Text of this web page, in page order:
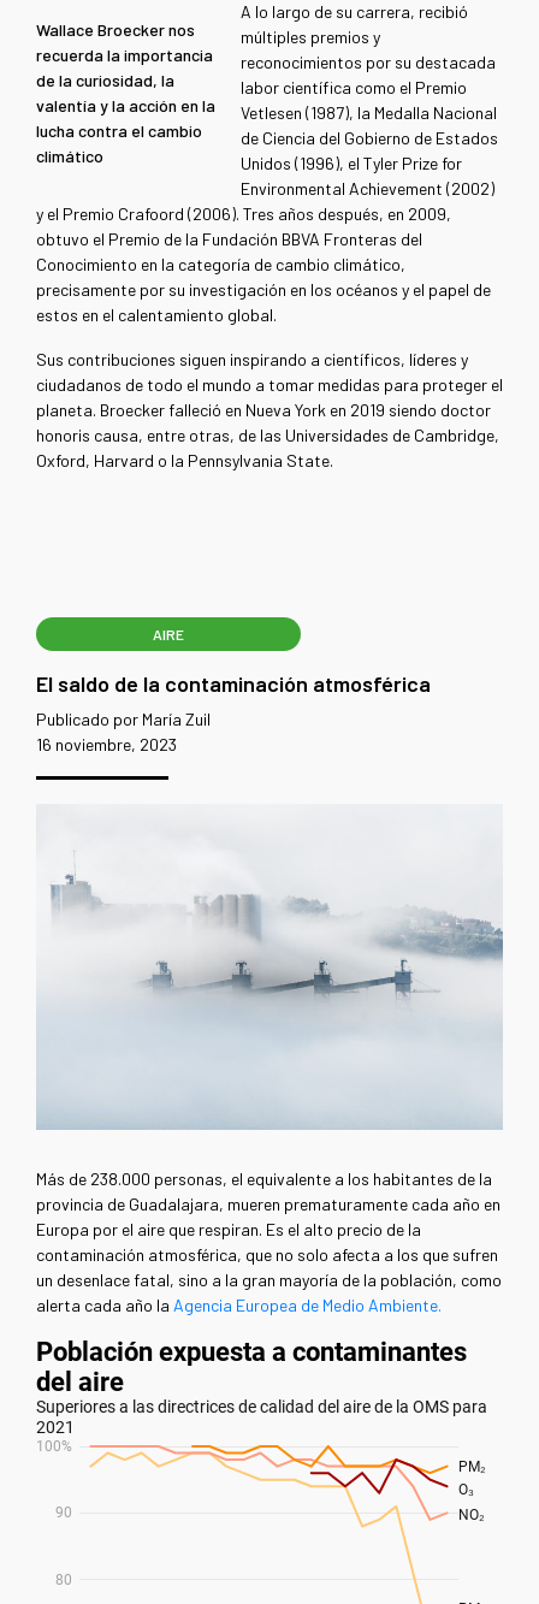
Wallace Broecker nos
recuerda la importancia
de la curiosidad, la
valentía y la acción en la
lucha contra el cambio
climático
A lo largo de su carrera, recibió
múltiples premios y
reconocimientos por su destacada
labor científica como el Premio
Vetlesen (1987), la Medalla Nacional
de Ciencia del Gobierno de Estados
Unidos (1996), el Tyler Prize for
Environmental Achievement (2002)
y el Premio Crafoord (2006). Tres años después, en 2009,
obtuvo el Premio de la Fundación BBVA Fronteras del
Conocimiento en la categoría de cambio climático,
precisamente por su investigación en los océanos y el papel de
estos en el calentamiento global.
Sus contribuciones siguen inspirando a científicos, líderes y
ciudadanos de todo el mundo a tomar medidas para proteger el
planeta. Broecker falleció en Nueva York en 2019 siendo doctor
honoris causa, entre otras, de las Universidades de Cambridge,
Oxford, Harvard o la Pennsylvania State.
AIRE
El saldo de la contaminación atmosférica
Publicado por María Zuil
16 noviembre, 2023
Más de 238.000 personas, el equivalente a los habitantes de la
provincia de Guadalajara, mueren prematuramente cada año en
Europa por el aire que respiran. Es el alto precio de la
contaminación atmosférica, que no solo afecta a los que sufren
un desenlace fatal, sino a la gran mayoría de la población, como
alerta cada año la Agencia Europea de Medio Ambiente.